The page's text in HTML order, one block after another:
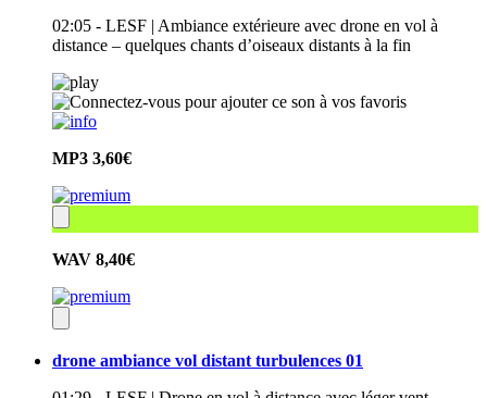
02:05 - LESF | Ambiance extérieure avec drone en vol à
distance – quelques chants d’oiseaux distants à la fin
MP3 3,60€
WAV 8,40€
drone ambiance vol distant turbulences 01